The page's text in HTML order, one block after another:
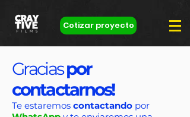
Cotizar proyecto
Graciaspor
contactarnos!
Te estaremos contactando por